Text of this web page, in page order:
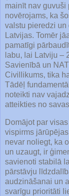
mainīt nav guvuši
novērojams, ka
valstu pieredzi
Latvijas. Tomēr
pamatīgi
labu, lai Latviju –
Savienībā un
Civillikums, tika
Tādēļ
noteikti nav
atteikties no
Domājot par
vispirms
nevar noliegt, ka
un uzaugt, ir
savienoti stabilā
pārstāvju
audzināšanai un
svarīgu prioritāti